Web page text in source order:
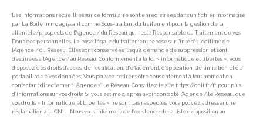
Les informations recueillies sur ce formulaire sont enregistrées dans un fichier informatisé
par La Boite Immo agissant comme Sous-traitant du traitement pour la gestion de la
clientèle/prospects de l'Agence / du Réseau qui reste Responsable du Traitement de vos
Données personnelles. La base légale du traitement repose sur l'intérêt légitime de
l'Agence / du Réseau. Elles sont conservées jusqu'à demande de suppression et sont
destinées à l'Agence / au Réseau. Conformément à la loi « informatique et libertés », vous
disposez des droits d’accès, de rectification, d’effacement, d’opposition, de limitation et de
portabilité de vos données. Vous pouvez retirer votre consentement à tout moment en
contactant directement l’Agence / Le Réseau. Consultez le site https://cnil.fr/fr pour plus
d’informations sur vos droits. Si vous estimez, après avoir contacté l'Agence / le Réseau, que
vos droits « Informatique et Libertés » ne sont pas respectés, vous pouvez adresser une
réclamation à la CNIL. Nous vous informons de l’existence de la liste d'opposition au